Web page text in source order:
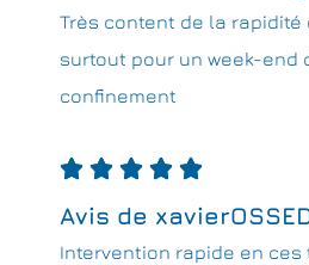
Très content de la rapidité
surtout pour un week-end
confinement
    
Avis de
Intervention rapide en ces